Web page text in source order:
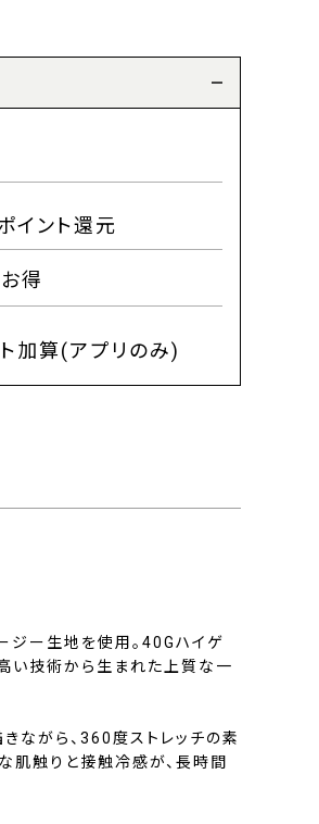
イント還元
得
加算(アプリのみ)
ジー生地を使用。40Gハイゲ
い技術から生まれた上質な一
ながら、360度ストレッチの素
肌触りと接触冷感が、長時間